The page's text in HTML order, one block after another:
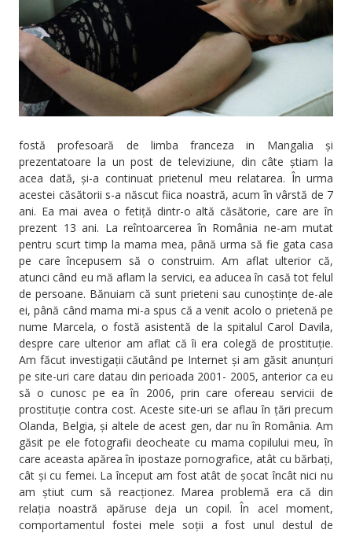
fostă profesoară de limba franceza in Mangalia și
prezentatoare la un post de televiziune, din câte știam la
acea dată, și-a continuat prietenul meu relatarea. În urma
acestei căsătorii s-a născut fiica noastră, acum în vârstă de 7
ani. Ea mai avea o fetiță dintr-o altă căsătorie, care are în
prezent 13 ani. La reîntoarcerea în România ne-am mutat
pentru scurt timp la mama mea, până urma să fie gata casa
pe care începusem să o construim. Am aflat ulterior că,
atunci când eu mă aflam la servici, ea aducea în casă tot felul
de persoane. Bănuiam că sunt prieteni sau cunoștințe de-ale
ei, până când mama mi-a spus că a venit acolo o prietenă pe
nume Marcela, o fostă asistentă de la spitalul Carol Davila,
despre care ulterior am aflat că îi era colegă de prostituție.
Am făcut investigații căutând pe Internet și am găsit anunțuri
pe site-uri care datau din perioada 2001- 2005, anterior ca eu
să o cunosc pe ea în 2006, prin care ofereau servicii de
prostituție contra cost. Aceste site-uri se aflau în țări precum
Olanda, Belgia, și altele de acest gen, dar nu în România. Am
găsit pe ele fotografii deocheate cu mama copilului meu, în
care aceasta apărea în ipostaze pornografice, atât cu bărbați,
cât și cu femei. La început am fost atât de șocat încât nici nu
am știut cum să reacționez. Marea problemă era că din
relația noastră apăruse deja un copil. În acel moment,
comportamentul fostei mele soții a fost unul destul de